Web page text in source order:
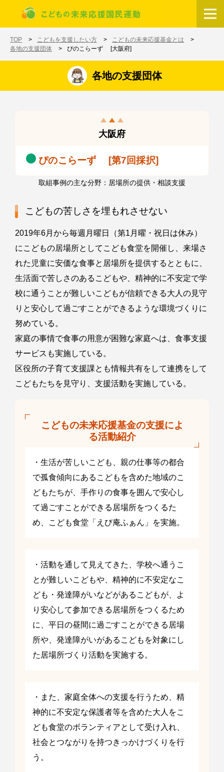
メインコンテンツに移動
TOP こどもを支援したい方
こどもの未来応援基金とは
各地の支援団体
ぴのこらーず [大阪府]
各地の支援団体
大阪府
ぴのこらーず [第7回採択]
取組事例の主な分野：居場所の提供・相談支援
こどもの苦しさを埋もれさせない
2019年6月から毎週月曜日（第1月曜・祝日は休み）
にこどもの居場所としてこども食堂を開催し、来場さ
れた児童に安価な食事と居場所を提供するとともに、
生活面で苦しさのあるこどもや、精神的に不安定で学
校に通うことが難しいこどもが信頼できる大人の見守
りと安心して過ごすことができるような環境づくりに
努めている。
家庭の事情で食事の用意が困難な家庭へは、食事支援
サービスも実施している。
区役所の子育て支援課とも情報共有をして連携をして
こどもたちを見守り、支援活動を実施している。
こどもの未来応援基金の支援によ
る活動紹介
・生活が苦しいこども、親の仕事等の都合
で孤食傾向にあるこどもを含めた地域のこ
どもたちが、手作りの食事を囲んで安心し
て過ごすことができる居場所をつくるた
め、こども食堂「えび庵ふぁん」を実施。
・活動を通して見えてきた、学校へ通うこ
とが難しいこどもや、精神的に不安定なこ
ども・発達障がいなどがあるこどもが、よ
り安心して参加できる居場所をつくるため
に、平日の昼間に過ごすことができる居場
所や、発達障がいがあるこどもを対象にし
た居場所づくり活動を実施する。
・また、家庭全体への支援を行うため、精
神的に不安定な保護者等を含めた大人をこ
ども食堂のボランティアとして受け入れ、
社会とつながりを持つきっかけづくりを行
う。